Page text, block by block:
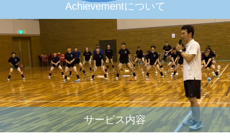
Achievementについて
サービス内容